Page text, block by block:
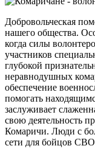
Добровольческая
нашего общества.
когда силы
участников
глубокой
неравнодушных
обеспечение
помогать
заслуживает
свою деятельность
Комаричи. Люди с
сети для бойцов